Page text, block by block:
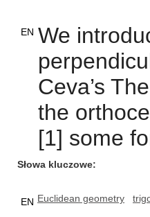
EN We
Ceva’s
the
[1] some
Słowa kluczowe
EN Euclidean geometry